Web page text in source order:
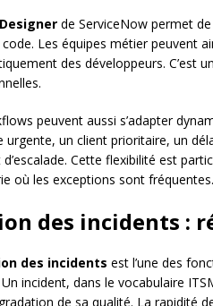
de ServiceNow permet
Les équipes métier peuvent
des développeurs. C’est
peuvent aussi s’adapter
urgente, un client prioritaire, un
d’escalade. Cette flexibilité est
où les exceptions sont fréquentes.
des incidents :
des incidents est l’une des
incident, dans le vocabulaire
de sa qualité. La rapidité